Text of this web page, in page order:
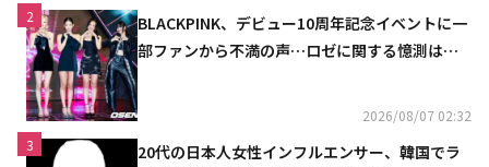
2
BLACKPINK、デビュー10周年記念イベントに一
部ファンから不満の声…ロゼに関する憶測は否
2026/08/07 02:32
3
20代の日本人女性インフルエンサー、韓国でラ